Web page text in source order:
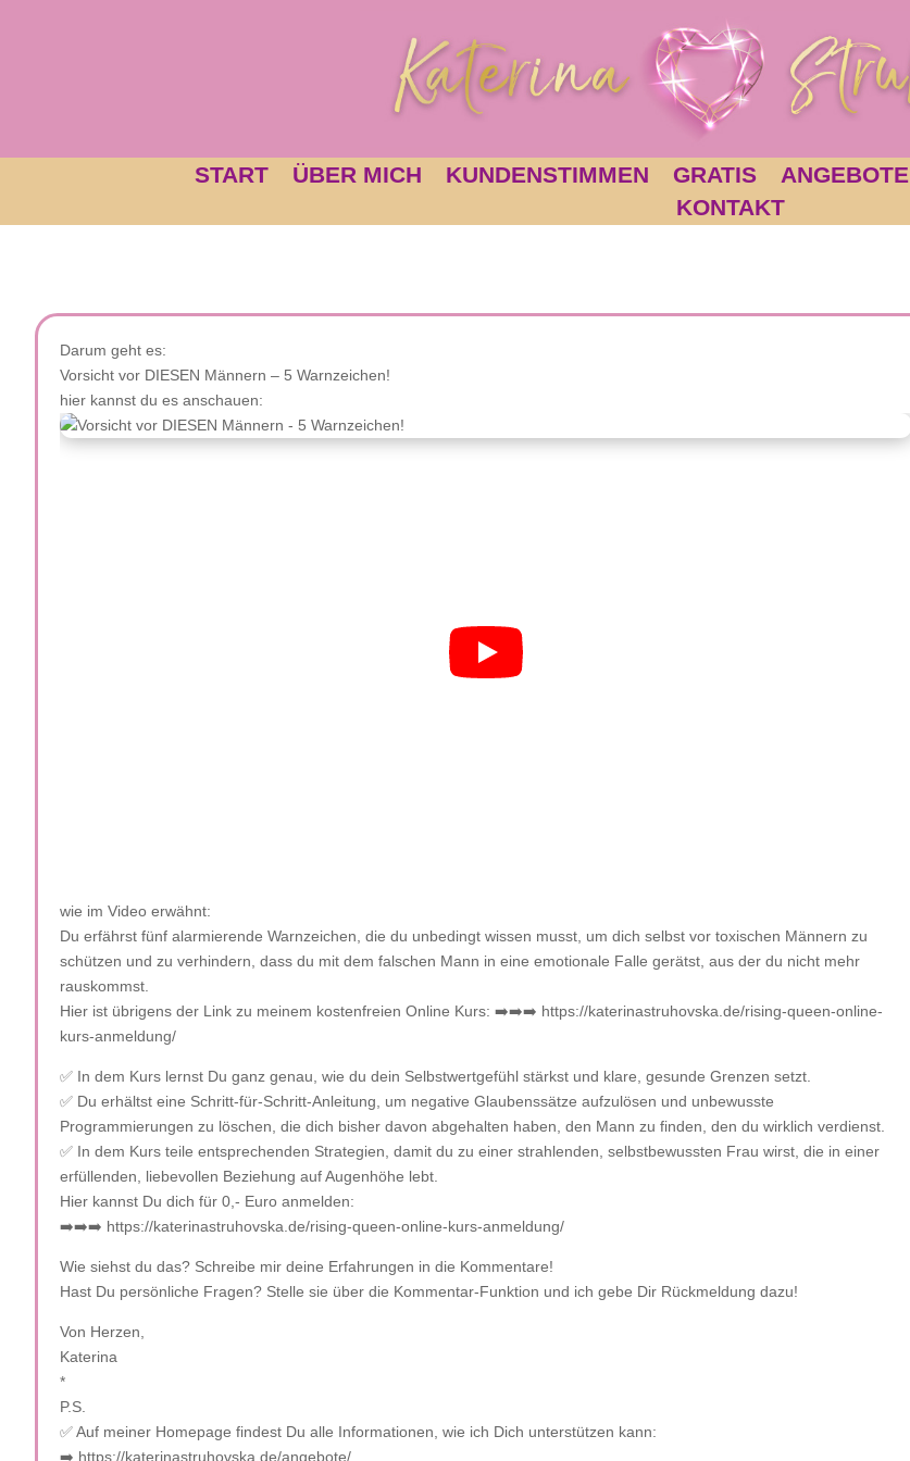
START ÜBER MICH KUNDENSTIMMEN GRATIS ANGEBOTE
KONTAKT
Darum geht es:
Vorsicht vor DIESEN Männern – 5 Warnzeichen!
hier kannst du es anschauen:
wie im Video erwähnt:
Du erfährst fünf alarmierende Warnzeichen, die du unbedingt wissen musst, um dich selbst vor toxischen Männern zu
schützen und zu verhindern, dass du mit dem falschen Mann in eine emotionale Falle gerätst, aus der du nicht mehr
rauskommst.
Hier ist übrigens der Link zu meinem kostenfreien Online Kurs: ➡️➡️➡️ https://katerinastruhovska.de/rising-queen-online-
kurs-anmeldung/
✅ In dem Kurs lernst Du ganz genau, wie du dein Selbstwertgefühl stärkst und klare, gesunde Grenzen setzt.
✅ Du erhältst eine Schritt-für-Schritt-Anleitung, um negative Glaubenssätze aufzulösen und unbewusste
Programmierungen zu löschen, die dich bisher davon abgehalten haben, den Mann zu finden, den du wirklich verdienst.
✅ In dem Kurs teile entsprechenden Strategien, damit du zu einer strahlenden, selbstbewussten Frau wirst, die in einer
erfüllenden, liebevollen Beziehung auf Augenhöhe lebt.
Hier kannst Du dich für 0,- Euro anmelden:
➡️➡️➡️ https://katerinastruhovska.de/rising-queen-online-kurs-anmeldung/
Wie siehst du das? Schreibe mir deine Erfahrungen in die Kommentare!
Hast Du persönliche Fragen? Stelle sie über die Kommentar-Funktion und ich gebe Dir Rückmeldung dazu!
Von Herzen,
Katerina
*
P.S.
✅ Auf meiner Homepage findest Du alle Informationen, wie ich Dich unterstützen kann:
➡️ https://katerinastruhovska.de/angebote/